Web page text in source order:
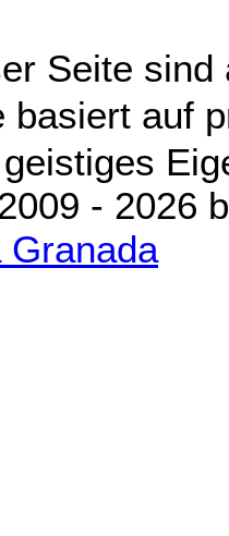
Seite
basiert auf
- 2026
Granada